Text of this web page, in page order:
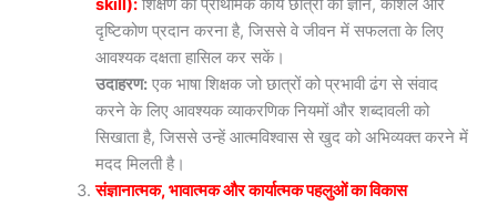
skill): शिक्षण का प्राथमिक कार्य छात्रों को ज्ञान, कौशल और
दृष्टिकोण प्रदान करना है, जिससे वे जीवन में सफलता के लिए
आवश्यक दक्षता हासिल कर सकें।
उदाहरण: एक भाषा शिक्षक जो छात्रों को प्रभावी ढंग से संवाद
करने के लिए आवश्यक व्याकरणिक नियमों और शब्दावली को
सिखाता है, जिससे उन्हें आत्मविश्वास से खुद को अभिव्यक्त करने में
मदद मिलती है।
संज्ञानात्मक, भावात्मक और कार्यात्मक पहलुओं का विकास